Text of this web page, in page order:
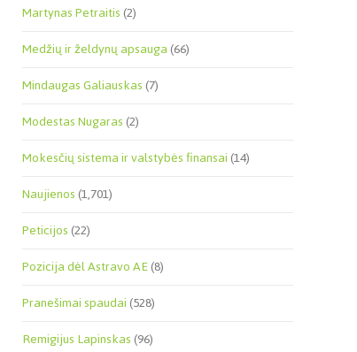
Martynas Petraitis(2)
Medžių ir želdynų apsauga(66)
Mindaugas Galiauskas(7)
Modestas Nugaras(2)
Mokesčių sistema ir valstybės finansai(14)
Naujienos(1,701)
Peticijos(22)
Pozicija dėl Astravo AE(8)
Pranešimai spaudai(528)
Remigijus Lapinskas(96)